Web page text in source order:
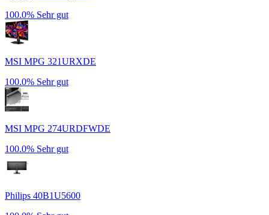
100.0% Sehr gut
MSI MPG 321URXDE
100.0% Sehr gut
MSI MPG 274URDFWDE
100.0% Sehr gut
Philips 40B1U5600